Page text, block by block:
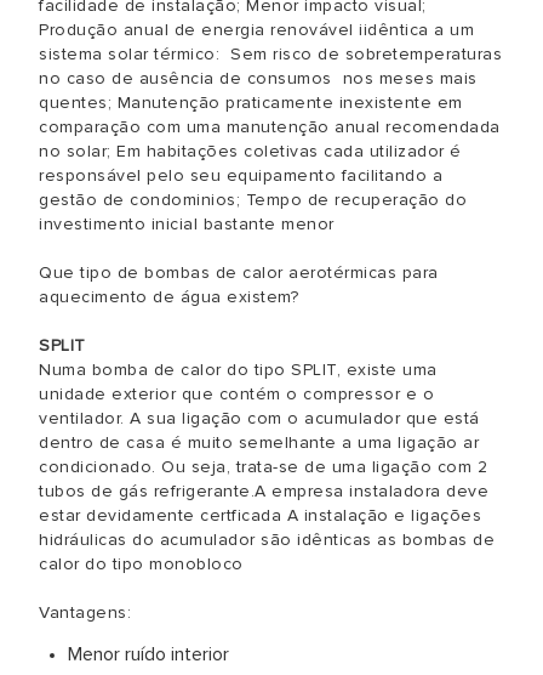
facilidade de instalação; Menor impacto visual;
Produção anual de energia renovável iidêntica a um
sistema solar térmico: Sem risco de sobretemperaturas
no caso de ausência de consumos nos meses mais
quentes; Manutenção praticamente inexistente em
comparação com uma manutenção anual recomendada
no solar; Em habitações coletivas cada utilizador é
responsável pelo seu equipamento facilitando a
gestão de condominios; Tempo de recuperação do
investimento inicial bastante menor
Que tipo de bombas de calor aerotérmicas para
aquecimento de água existem?
SPLIT
Numa bomba de calor do tipo SPLIT, existe uma
unidade exterior que contém o compressor e o
ventilador. A sua ligação com o acumulador que está
dentro de casa é muito semelhante a uma ligação ar
condicionado. Ou seja, trata-se de uma ligação com 2
tubos de gás refrigerante.​A empresa instaladora deve
estar devidamente certficada A instalação e ligações
hidráulicas do acumulador são idênticas as bombas de
calor do tipo monobloco
​Vantagens:
Menor ruído interior